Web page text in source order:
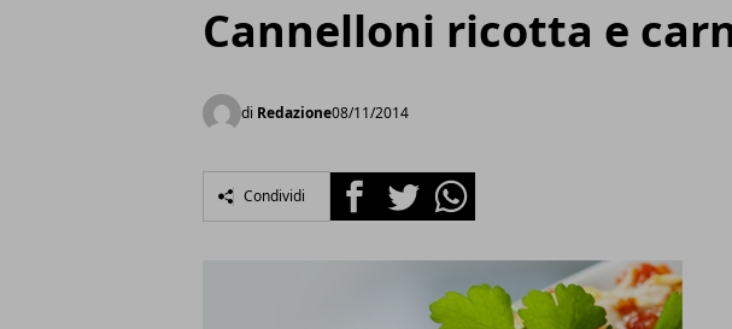
Cannelloni ricotta e
di Redazione08/11/2014
Condividi FacebookTwitterWhatsapp